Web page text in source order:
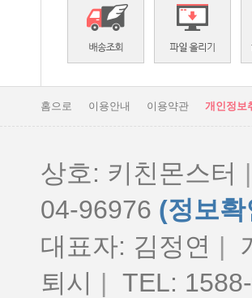
홈으로 이용안내 이용약관 개인정보
상호: 키친몬스터 |
04-96976 (정보확
대표자: 김정연 |
퇴시
| TEL: